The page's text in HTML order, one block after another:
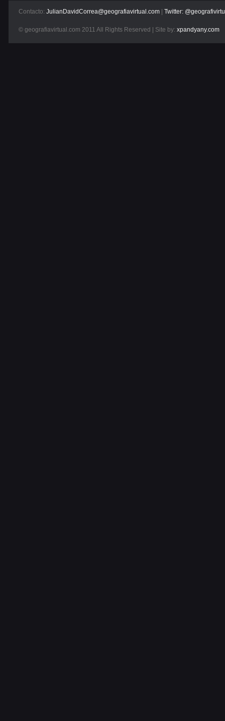
Contacto: JulianDavidCorrea@geografiavirtual.com Twitter:
© geografiavirtual.com 2011 All Rights Reserved | Site by: xpandyany.com